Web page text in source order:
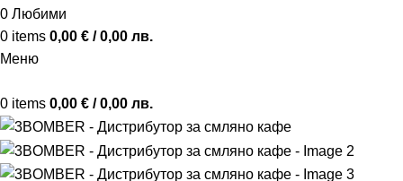
0 Любими
0 items 0,00 € / 0,00 лв.
Меню
0 items 0,00 € / 0,00 лв.